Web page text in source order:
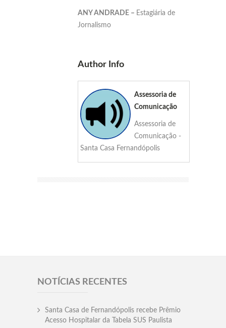
ANY ANDRADE – Estagiária de
Jornalismo
Author Info
Assessoria de
Comunicação
Assessoria de
Comunicação -
Santa Casa Fernandópolis
NOTÍCIAS RECENTES
Santa Casa de Fernandópolis recebe Prêmio
Acesso Hospitalar da Tabela SUS Paulista